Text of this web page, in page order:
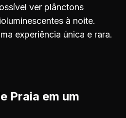
ver plânctons
à noite.
experiência única e rara.
Praia em um